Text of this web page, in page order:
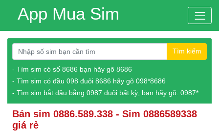
App Mua Sim
Tìm kiếm
- Tìm sim có số 8686 bạn hãy gõ 8686
- Tìm sim có đầu 098 đuôi 8686 hãy gõ 098*8686
- Tìm sim bắt đầu bằng 0987 đuôi bất kỳ, bạn hãy gõ: 0987*
Bán sim 0886.589.338 - Sim 0886589338
giá rẻ